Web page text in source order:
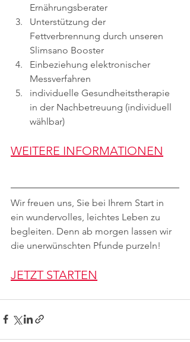
Ernährungsberater
Unterstützung der
Fettverbrennung durch unseren
Slimsano Booster
Einbeziehung elektronischer
Messverfahren
individuelle Gesundheitstherapie
in der Nachbetreuung (individuell
wählbar)
WEITERE INFORMATIONEN
Wir freuen uns, Sie bei Ihrem Start in
ein wundervolles, leichtes Leben zu
begleiten. Denn ab morgen lassen wir
die unerwünschten Pfunde purzeln!
JETZT STARTEN